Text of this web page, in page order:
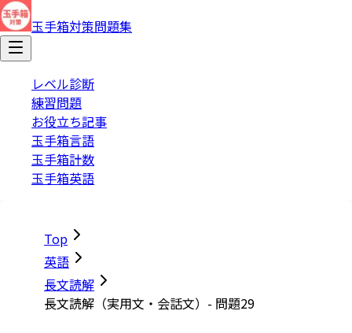
玉手箱対策問題集
レベル診断
練習問題
お役立ち記事
玉手箱言語
玉手箱計数
玉手箱英語
Top
英語
長文読解
長文読解（実用文・会話文）- 問題29